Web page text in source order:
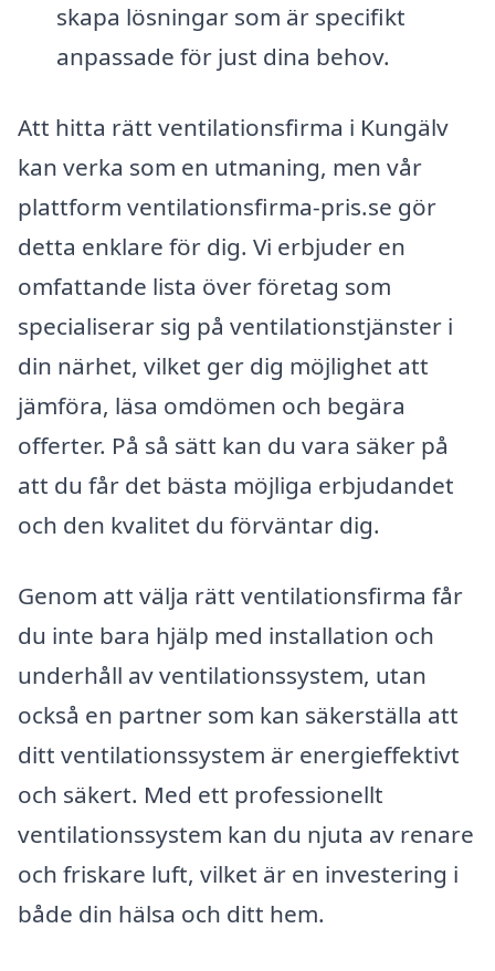
skapa lösningar som är specifikt
anpassade för just dina behov.
Att hitta rätt ventilationsfirma i Kungälv
kan verka som en utmaning, men vår
plattform ventilationsfirma-pris.se gör
detta enklare för dig. Vi erbjuder en
omfattande lista över företag som
specialiserar sig på ventilationstjänster i
din närhet, vilket ger dig möjlighet att
jämföra, läsa omdömen och begära
offerter. På så sätt kan du vara säker på
att du får det bästa möjliga erbjudandet
och den kvalitet du förväntar dig.
Genom att välja rätt ventilationsfirma får
du inte bara hjälp med installation och
underhåll av ventilationssystem, utan
också en partner som kan säkerställa att
ditt ventilationssystem är energieffektivt
och säkert. Med ett professionellt
ventilationssystem kan du njuta av renare
och friskare luft, vilket är en investering i
både din hälsa och ditt hem.